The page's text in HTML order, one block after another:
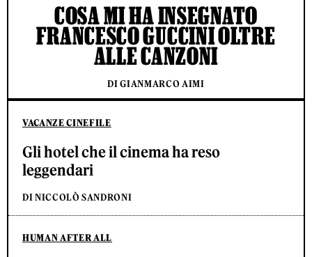
VACANZE CINEFILE
Gli hotel che il cinema ha reso
leggendari
DI NICCOLÒ SANDRONI
HUMAN AFTER ALL
COSA MI HA INSEGNATO
FRANCESCO GUCCINI OLTRE
ALLE CANZONI
DI GIANMARCO AIMI